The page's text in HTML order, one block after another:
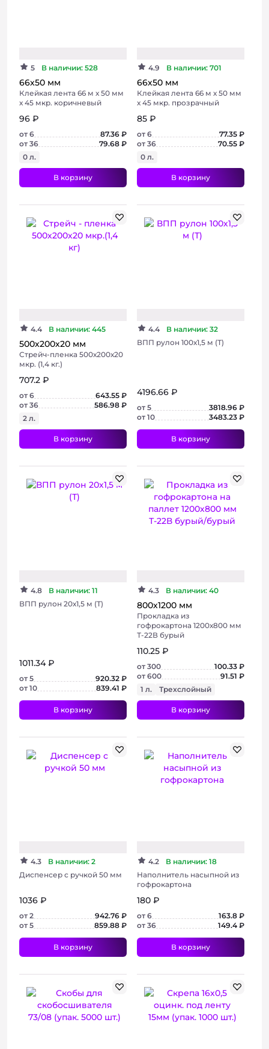
5 В наличии: 528
66х50 мм
Клейкая лента 66 м х 50 мм
х 45 мкр. коричневый
96 ₽
от 6
87.36 ₽
от 36
79.68 ₽
0 л.
В корзину
4.9 В наличии: 701
66х50 мм
Клейкая лента 66 м х 50 мм
х 45 мкр. прозрачный
85 ₽
от 6
77.35 ₽
от 36
70.55 ₽
0 л.
В корзину
+ 5 фото
4.4 В наличии: 445
500х200х20 мм
Стрейч-пленка 500х200х20
мкр. (1,4 кг.)
707.2 ₽
от 6
643.55 ₽
от 36
586.98 ₽
2 л.
В корзину
4.4
В наличии: 32
ВПП рулон 100х1,5 м (Т)
4196.66 ₽
от 5
3818.96 ₽
от 10
3483.23 ₽
В корзину
4.8
В наличии: 11
ВПП рулон 20х1,5 м (Т)
1011.34 ₽
от 5
920.32 ₽
от 10
839.41 ₽
В корзину
4.3 В наличии: 40
800х1200 мм
Прокладка из
гофрокартона 1200х800 мм
Т-22В бурый
110.25 ₽
от 300
100.33 ₽
от 600
91.51 ₽
1 л.
Трехслойный
В корзину
4.3
В наличии: 2
Диспенсер с ручкой 50 мм
1036 ₽
от 2
942.76 ₽
от 5
859.88 ₽
В корзину
4.2
В наличии: 18
Наполнитель насыпной из
гофрокартона
180 ₽
от 6
163.8 ₽
от 36
149.4 ₽
В корзину